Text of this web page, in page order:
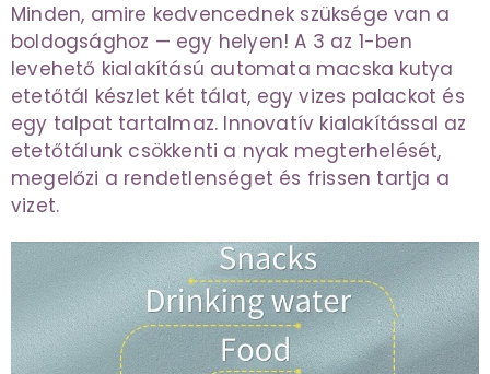
Minden, amire kedvencednek szüksége van a
boldogsághoz — egy helyen! A 3 az 1-ben
levehető kialakítású automata macska kutya
etetőtál készlet két tálat, egy vizes palackot és
egy talpat tartalmaz. Innovatív kialakítással az
etetőtálunk csökkenti a nyak megterhelését,
megelőzi a rendetlenséget és frissen tartja a
vizet.